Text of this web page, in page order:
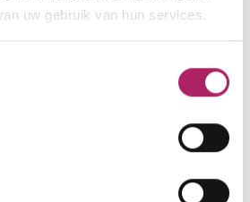
uw gebruik van hun services.